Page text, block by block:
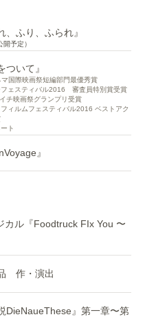
、ふり、ふられ』
予定）
ついて』
マ国際映画祭短編部門最優秀賞
フェスティバル2016 審査員特別賞受賞
チ映画祭グランプリ受賞
フィルムフェスティバル2016 ベストアク
ト
』
カル『Foodtruck FIx You 〜
作・演出
DieNaueThese』第一章〜第